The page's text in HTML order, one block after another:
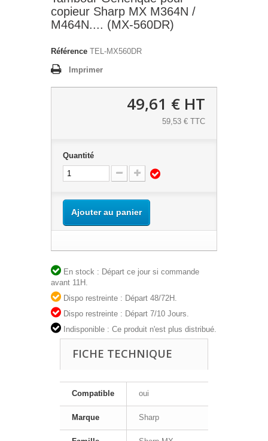
copieur Sharp MX M364N /
M464N.... (MX-560DR)
Référence TEL-MX560DR
Imprimer
49,61 € HT
59,53 € TTC
Quantité
Ajouter au panier
En stock : Départ ce jour si commande
avant 11H.
Dispo restreinte : Départ 48/72H.
Dispo restreinte : Départ 7/10 Jours.
Indisponible : Ce produit n'est plus distribué.
FICHE TECHNIQUE
Compatible oui
Marque Sharp